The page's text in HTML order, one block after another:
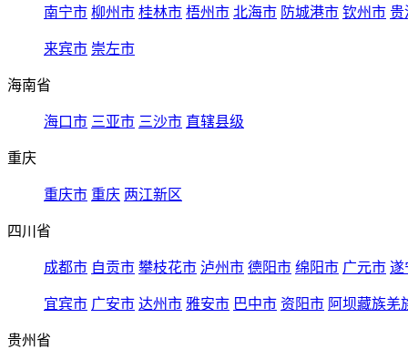
南宁市 柳州市 桂林市 梧州市 北海市 防城港市 钦州市 贵
来宾市 崇左市
海南省
海口市 三亚市 三沙市 直辖县级
重庆
重庆市 重庆 两江新区
四川省
成都市 自贡市 攀枝花市 泸州市 德阳市 绵阳市 广元市 遂
宜宾市 广安市 达州市 雅安市 巴中市 资阳市 阿坝藏族羌
贵州省